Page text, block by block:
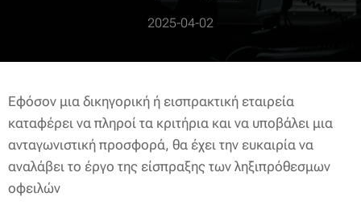
2025-04-02
Εφόσον μια δικηγορική ή εισπρακτική εταιρεία
καταφέρει να πληροί τα κριτήρια και να υποβάλει μια
ανταγωνιστική προσφορά, θα έχει την ευκαιρία να
αναλάβει το έργο της είσπραξης των ληξιπρόθεσμων
οφειλών